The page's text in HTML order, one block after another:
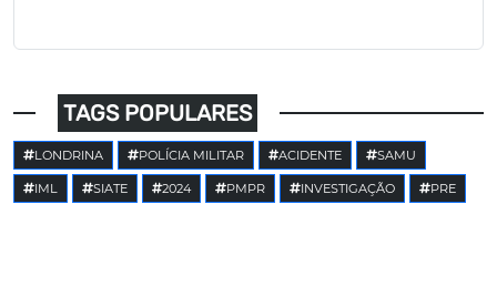
TAGS POPULARES
LONDRINA POLÍCIA MILITAR ACIDENTE SAMU
IML SIATE 2024 PMPR INVESTIGAÇÃO PRE